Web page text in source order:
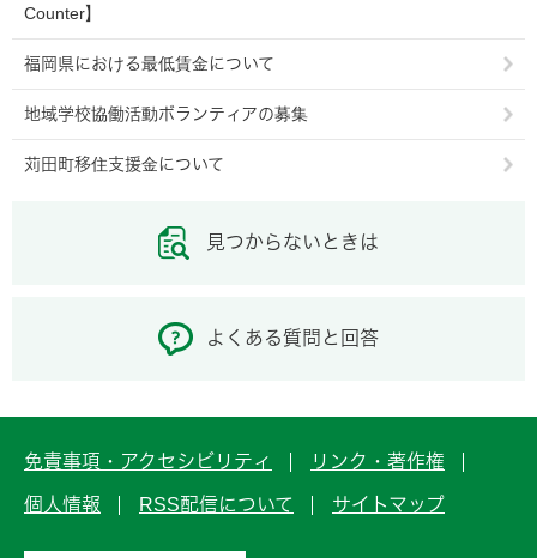
Counter】
福岡県における最低賃金について
地域学校協働活動ボランティアの募集
苅田町移住支援金について
見つからないときは
よくある質問と回答
免責事項・アクセシビリティ リンク・著作権
個人情報 RSS配信について サイトマップ